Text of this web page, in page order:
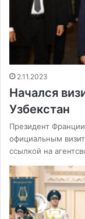
2.11.2023
Начался
Узбекстан
Президент
официальным
ссылкой на